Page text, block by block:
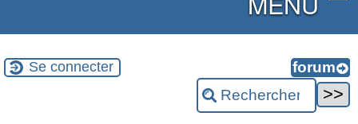
Se connecter